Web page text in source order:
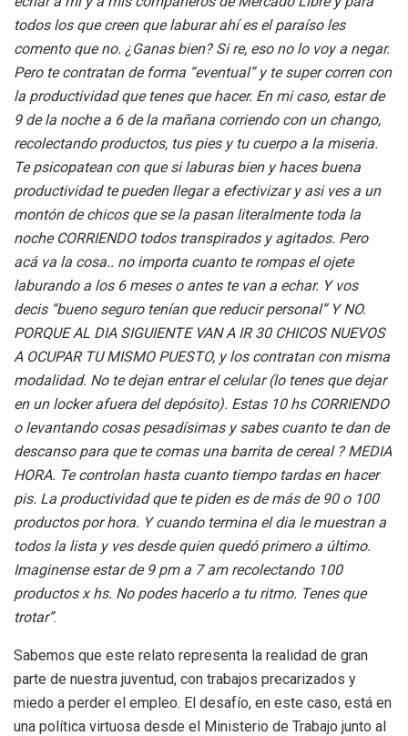
todos los que creen que laburar ahí es el paraíso les
comento que no. ¿Ganas bien? Si re, eso no lo voy a negar.
Pero te contratan de forma “eventual” y te super corren con
la productividad que tenes que hacer. En mi caso, estar de
9 de la noche a 6 de la mañana corriendo con un chango,
recolectando productos, tus pies y tu cuerpo a la miseria.
Te psicopatean con que si laburas bien y haces buena
productividad te pueden llegar a efectivizar y asi ves a un
montón de chicos que se la pasan literalmente toda la
noche CORRIENDO todos transpirados y agitados. Pero
acá va la cosa.. no importa cuanto te rompas el ojete
laburando a los 6 meses o antes te van a echar. Y vos
decis “bueno seguro tenían que reducir personal” Y NO.
PORQUE AL DIA SIGUIENTE VAN A IR 30 CHICOS NUEVOS
A OCUPAR TU MISMO PUESTO, y los contratan con misma
modalidad. No te dejan entrar el celular (lo tenes que dejar
en un locker afuera del depósito). Estas 10 hs CORRIENDO
o levantando cosas pesadísimas y sabes cuanto te dan de
descanso para que te comas una barrita de cereal ? MEDIA
HORA. Te controlan hasta cuanto tiempo tardas en hacer
pis. La productividad que te piden es de más de 90 o 100
productos por hora. Y cuando termina el dia le muestran a
todos la lista y ves desde quien quedó primero a último.
Imaginense estar de 9 pm a 7 am recolectando 100
productos x hs. No podes hacerlo a tu ritmo. Tenes que
trotar”.
Sabemos que este relato representa la realidad de gran
parte de nuestra juventud, con trabajos precarizados y
miedo a perder el empleo. El desafío, en este caso, está en
una política virtuosa desde el Ministerio de Trabajo junto al